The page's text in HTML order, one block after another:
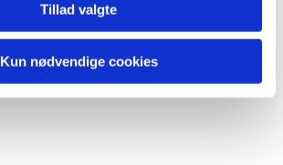
Tillad valgte
Kun nødvendige cookies